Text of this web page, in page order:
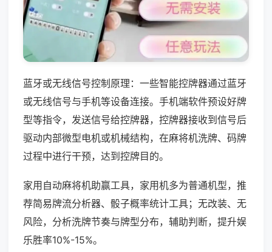
蓝牙或无线信号控制原理：一些智能控牌器通过蓝牙
或无线信号与手机等设备连接。手机端软件预设好牌
型等指令，发送信号给控牌器，控牌器接收到信号后
驱动内部微型电机或机械结构，在麻将机洗牌、码牌
过程中进行干预，达到控牌目的。
家用自动麻将机助赢工具，家用机多为普通机型，推
荐简易牌流分析器、骰子概率统计工具；无改装、无
风险，分析洗牌节奏与牌型分布，辅助判断，提升娱
乐胜率10%-15%。